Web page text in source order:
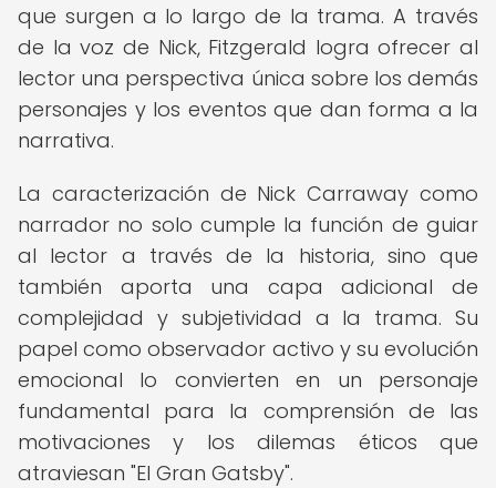
que surgen a lo largo de la trama. A través
de la voz de Nick, Fitzgerald logra ofrecer al
lector una perspectiva única sobre los demás
personajes y los eventos que dan forma a la
narrativa.
La caracterización de Nick Carraway como
narrador no solo cumple la función de guiar
al lector a través de la historia, sino que
también aporta una capa adicional de
complejidad y subjetividad a la trama. Su
papel como observador activo y su evolución
emocional lo convierten en un personaje
fundamental para la comprensión de las
motivaciones y los dilemas éticos que
atraviesan "El Gran Gatsby".